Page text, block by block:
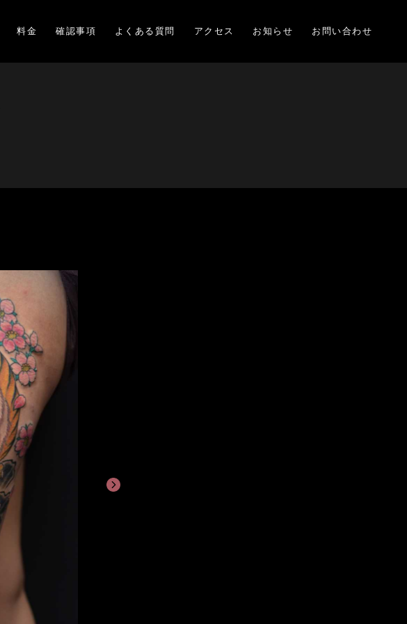
料金 確認事項 よくある質問 アクセス お知らせ お問い合わせ